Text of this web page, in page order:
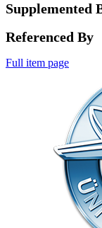
Supplemented
Referenced By
Full item page